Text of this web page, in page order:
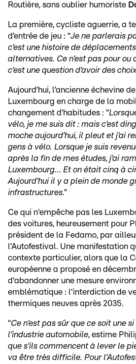
Routière, sans oublier humoriste
La première, cycliste aguerrie, a
d’entrée de jeu : “Je ne parlerais
c’est une histoire de
alternatives. Ce n’est pas pour ou
c’est une question d’avoir des
Aujourd’hui, l’ancienne échevine
Luxembourg en charge de la
changement d’habitudes : “
vélo, je me suis dit : mais c’est
moche aujourd’hui, il pleut et j’ai
gens à vélo. Lorsque je suis
après la fin de mes études, j’ai
Luxembourg… Et on était cinq à
Aujourd’hui il y a plein de monde
infrastructures.”
Ce qui n'empêche pas les
des voitures, heureusement pour
président de la Fedamo, par
l’Autofestival. Une manifestation
contexte particulier, alors que la
européenne a proposé en
d'abandonner une mesure
emblématique : l'interdiction de
thermiques neuves après 2035.
“Ce n’est pas sûr que ce soit une
l’industrie automobile, estime
que s’ils commencent à lever le
va être très difficile. Pour